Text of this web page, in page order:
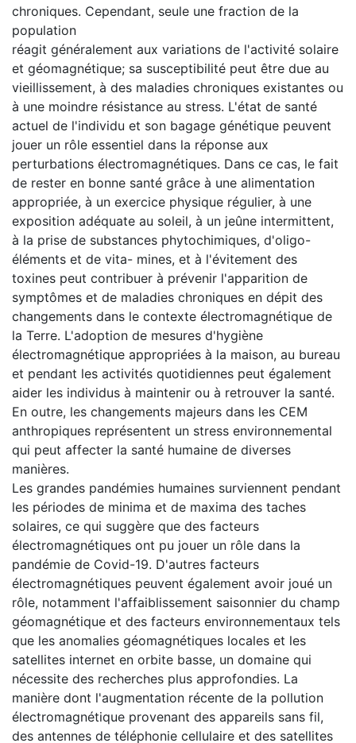
chroniques. Cependant, seule une fraction de la
population
réagit généralement aux variations de l'activité solaire
et géomagnétique; sa susceptibilité peut être due au
vieillissement, à des maladies chroniques existantes ou
à une moindre résistance au stress. L'état de santé
actuel de l'individu et son bagage génétique peuvent
jouer un rôle essentiel dans la réponse aux
perturbations électromagnétiques. Dans ce cas, le fait
de rester en bonne santé grâce à une alimentation
appropriée, à un exercice physique régulier, à une
exposition adéquate au soleil, à un jeûne intermittent,
à la prise de substances phytochimiques, d'oligo-
éléments et de vita- mines, et à l'évitement des
toxines peut contribuer à prévenir l'apparition de
symptômes et de maladies chroniques en dépit des
changements dans le contexte électromagnétique de
la Terre. L'adoption de mesures d'hygiène
électromagnétique appropriées à la maison, au bureau
et pendant les activités quotidiennes peut également
aider les individus à maintenir ou à retrouver la santé.
En outre, les changements majeurs dans les CEM
anthropiques représentent un stress environnemental
qui peut affecter la santé humaine de diverses
manières.
Les grandes pandémies humaines surviennent pendant
les périodes de minima et de maxima des taches
solaires, ce qui suggère que des facteurs
électromagnétiques ont pu jouer un rôle dans la
pandémie de Covid-19. D'autres facteurs
électromagnétiques peuvent également avoir joué un
rôle, notamment l'affaiblissement saisonnier du champ
géomagnétique et des facteurs environnementaux tels
que les anomalies géomagnétiques locales et les
satellites internet en orbite basse, un domaine qui
nécessite des recherches plus approfondies. La
manière dont l'augmentation récente de la pollution
électromagnétique provenant des appareils sans fil,
des antennes de téléphonie cellulaire et des satellites